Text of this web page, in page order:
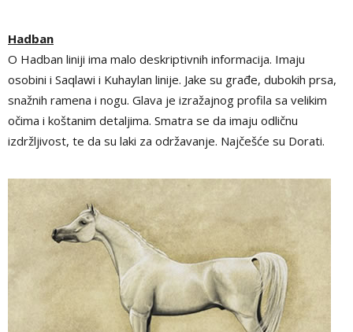
Hadban
O Hadban liniji ima malo deskriptivnih informacija. Imaju
osobini i Saqlawi i Kuhaylan linije. Jake su građe, dubokih prsa,
snažnih ramena i nogu. Glava je izražajnog profila sa velikim
očima i koštanim detaljima. Smatra se da imaju odličnu
izdržljivost, te da su laki za održavanje. Najčešće su Dorati.